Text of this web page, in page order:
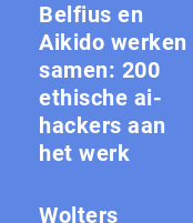
Belfius en
Aikido werken
samen: 200
ethische ai-
hackers aan
het werk
Wolters